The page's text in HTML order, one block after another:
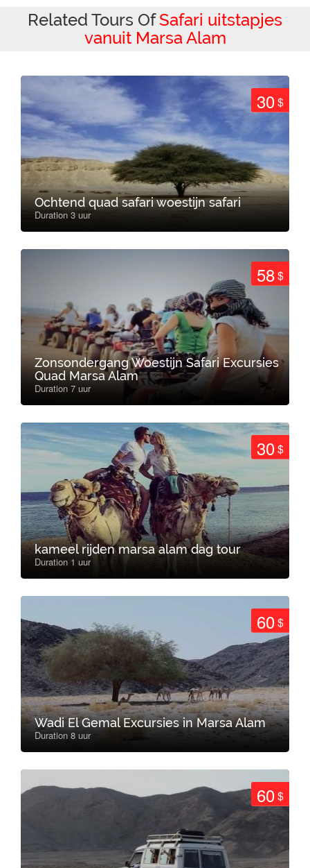
Related Tours OfSafari uitstapjes
vanuit Marsa Alam
30$
Ochtend quad safari woestijn safari
Duration 3 uur
58$
Zonsondergang Woestijn Safari Excursies
Quad Marsa Alam
Duration 7 uur
30$
kameel rijden marsa alam dag tour
Duration 1 uur
60$
Wadi El Gemal Excursies in Marsa Alam
Duration 8 uur
60$